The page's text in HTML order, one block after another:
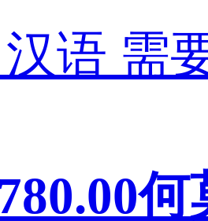
汉语 需
何